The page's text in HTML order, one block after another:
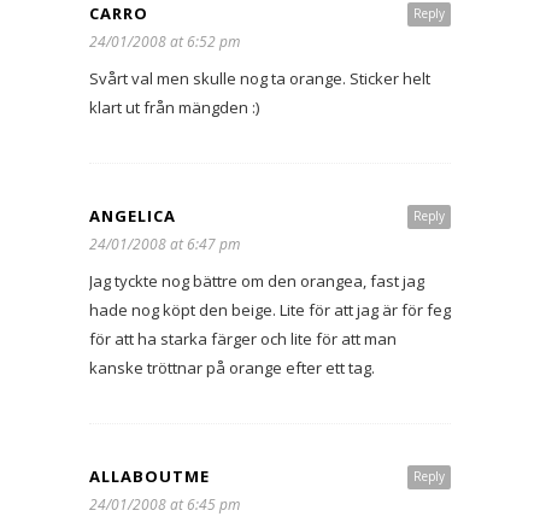
Reply
CARRO
24/01/2008 at 6:52 pm
Svårt val men skulle nog ta orange. Sticker helt
klart ut från mängden :)
Reply
ANGELICA
24/01/2008 at 6:47 pm
Jag tyckte nog bättre om den orangea, fast jag
hade nog köpt den beige. Lite för att jag är för feg
för att ha starka färger och lite för att man
kanske tröttnar på orange efter ett tag.
Reply
ALLABOUTME
24/01/2008 at 6:45 pm